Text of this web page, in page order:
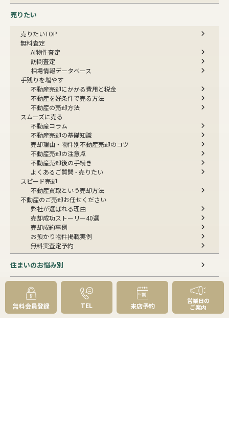
売りたい
売りたいTOP
無料査定
AI物件査定
訪問査定
相場情報データベース
手残りを増やす
不動産売却にかかる費用と税金
不動産を好条件で売る方法
不動産の売却方法
スムーズに売る
不動産コラム
不動産売却の基礎知識
売却理由・物件別不動産売却のコツ
不動産売却の注意点
不動産売却後の手続き
よくあるご質問 - 売りたい
スピード売却
不動産買取という売却方法
不動産のご売却お任せください
弊社が選ばれる理由
売却成功ストーリー40選
売却成約事例
お預かり物件掲載実例
無料実査定予約
住まいのお悩み別
会社案内
会社案内TOP
私たちについて
無料会員登録 TEL 来店予約
営業日の
ご案内